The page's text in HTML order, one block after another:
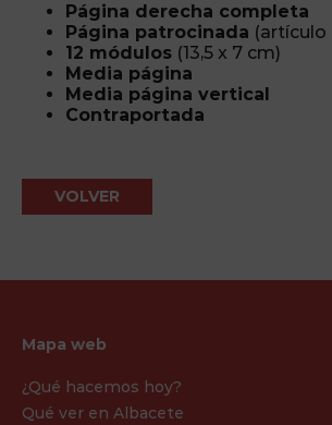
Página derecha completa
Página patrocinada (artículo
12 módulos (13,5 x 7 cm)
Media página
Media página vertical
Contraportada
VOLVER
Mapa web
¿Qué hacemos hoy?
Qué ver en Albacete